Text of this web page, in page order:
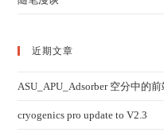
近期文章
ASU_APU_Adsorber 空分中的
cryogenics pro update to V2.3